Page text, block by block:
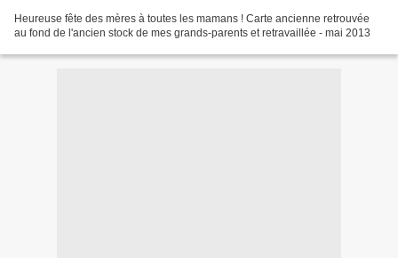
Heureuse fête des mères à toutes les mamans ! Carte ancienne retrouvée
au fond de l'ancien stock de mes grands-parents et retravaillée - mai 2013